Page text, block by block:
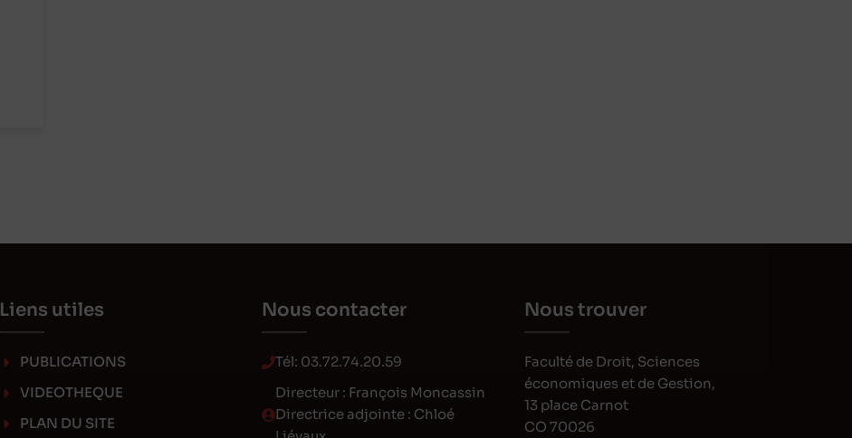
Liens utiles
PUBLICATIONS
VIDEOTHEQUE
PLAN DU SITE
Nous contacter
Tél: 03.72.74.20.59
Directeur : François Moncassin
Directrice adjointe : Chloé
Nous trouver
Faculté de Droit, Sciences
économiques et de Gestion,
13 place Carnot
CO 70026